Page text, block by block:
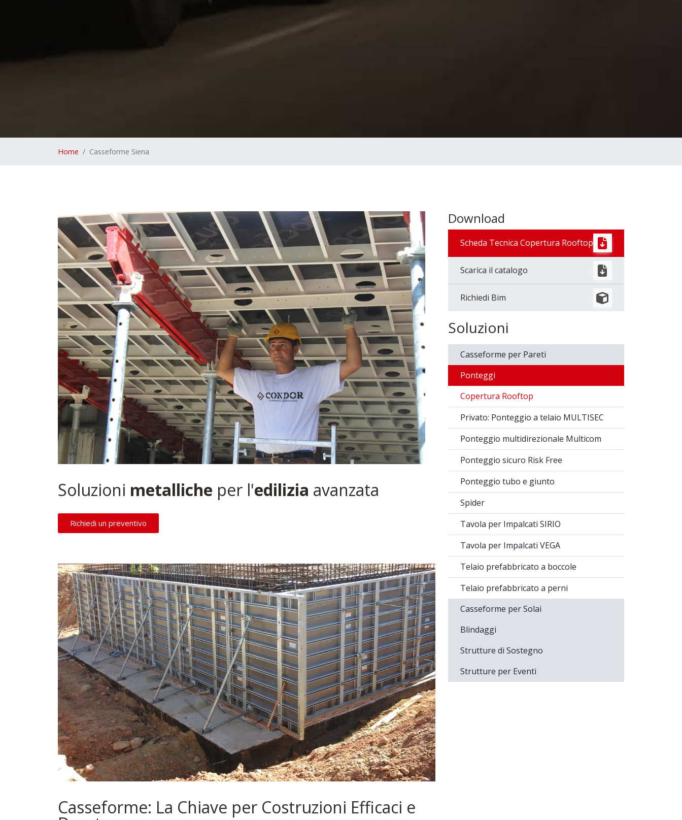
Home Casseforme Siena
Soluzioni metalliche per l'edilizia avanzata
Richiedi un preventivo
Casseforme: La Chiave per Costruzioni Efficaci e
Download
Scheda Tecnica Copertura Rooftop
Scarica il catalogo
Richiedi Bim
Soluzioni
Casseforme per Pareti
Ponteggi
Copertura Rooftop
Privato: Ponteggio a telaio MULTISEC
Ponteggio multidirezionale Multicom
Ponteggio sicuro Risk Free
Ponteggio tubo e giunto
Spider
Tavola per Impalcati SIRIO
Tavola per Impalcati VEGA
Telaio prefabbricato a boccole
Telaio prefabbricato a perni
Casseforme per Solai
Blindaggi
Strutture di Sostegno
Strutture per Eventi